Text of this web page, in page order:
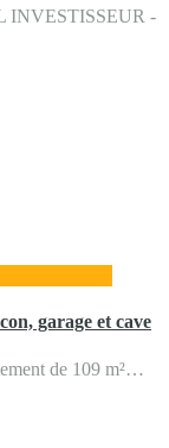
INVESTISSEUR -
garage et cave
de 109 m²…